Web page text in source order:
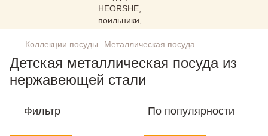
Коллекции посуды Металлическая посуда
Детская металлическая посуда из
нержавеющей стали
Фильтр По популярности